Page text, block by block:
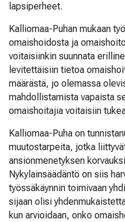
lapsiperheet.
Kalliomaa-Puhan mukaan
omaishoidosta ja
voitaisiinkin suunnata
levitettäisiin tietoa
määrästä, jo olemassa
mahdollistamista vapaista
omaishoitajia voitaisiin
Kalliomaa-Puha on
muutostarpeita, jotka
ansionmenetyksen
Nykylainsäädäntö on siis
työssäkäynnin toimivaan
sijaan olisi
kun arvioidaan, onko